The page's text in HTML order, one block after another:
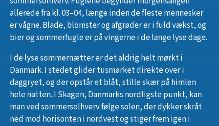
allerede fra kl. 03–04, længe inden de fleste mennesker
er vågne. Blade, blomster og afgrøder er i fuld vækst, og
bier og sommerfugle er på vingerne i de lange lyse dage.
I de lyse sommernætter er det aldrig helt mørkt i
Danmark. I stedet glider tusmørket direkte over i
daggryet, og der opstår et blåt, stille skær på himlen
hele natten. I Skagen, Danmarks nordligste punkt, kan
man ved sommersolhverv følge solen, der dykker skråt
ned mod horisonten i nordvest og stiger frem igen i